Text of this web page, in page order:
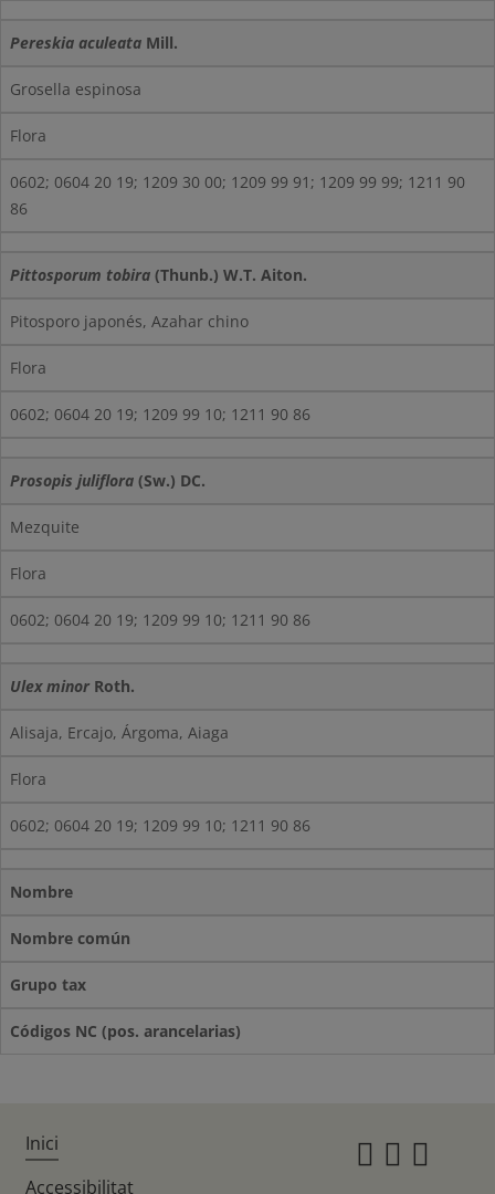
Pereskia aculeata Mill.
Grosella espinosa
Flora
0602; 0604 20 19; 1209 30 00; 1209 99 91; 1209 99 99; 1211 90
86
Pittosporum tobira (Thunb.) W.T. Aiton.
Pitosporo japonés, Azahar chino
Flora
0602; 0604 20 19; 1209 99 10; 1211 90 86
Prosopis juliflora (Sw.) DC.
Mezquite
Flora
0602; 0604 20 19; 1209 99 10; 1211 90 86
Ulex minor Roth.
Alisaja, Ercajo, Árgoma, Aiaga
Flora
0602; 0604 20 19; 1209 99 10; 1211 90 86
Nombre
Nombre común
Grupo tax
Códigos NC (pos. arancelarias)
Inici
Accessibilitat